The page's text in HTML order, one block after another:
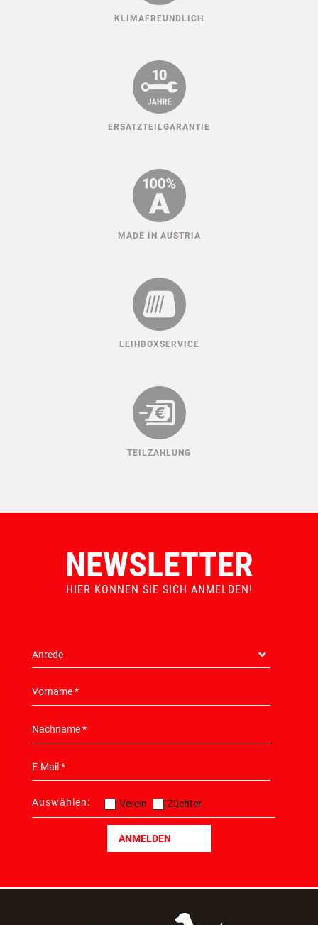
KLIMAFREUNDLICH
ERSATZTEILGARANTIE
MADE IN AUSTRIA
LEIHBOXSERVICE
TEILZAHLUNG
NEWSLETTER
HIER KONNEN SIE SICH ANMELDEN!
Auswählen: Verein Züchter
ANMELDEN